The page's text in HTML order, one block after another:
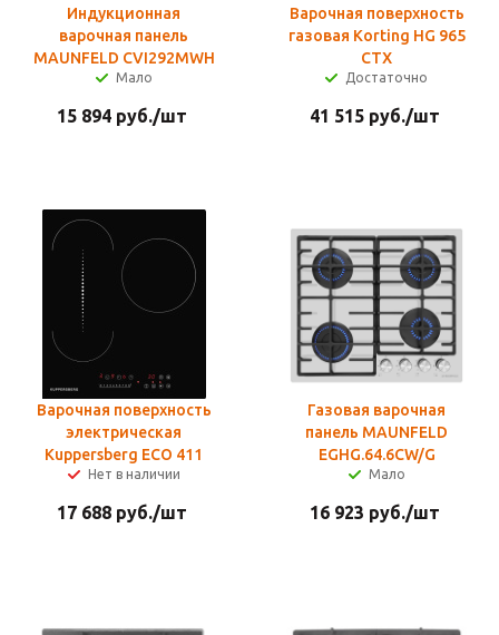
Индукционная
варочная панель
MAUNFELD CVI292MWH
Мало
15 894руб./шт
Варочная поверхность
газовая Korting HG 965
CTX
Достаточно
41 515руб./шт
Варочная поверхность
электрическая
Kuppersberg ECO 411
Нет в наличии
17 688руб./шт
Газовая варочная
панель MAUNFELD
EGHG.64.6CW/G
Мало
16 923 руб./шт